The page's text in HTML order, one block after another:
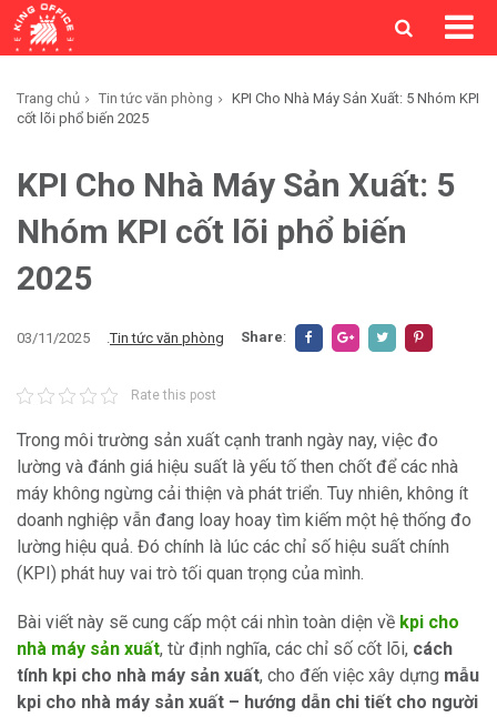
Trang chủ Tin tức văn phòng
KPI Cho Nhà Máy Sản Xuất: 5 Nhóm KPI
cốt lõi phổ biến 2025
KPI Cho Nhà Máy Sản Xuất: 5
Nhóm KPI cốt lõi phổ biến
2025
03/11/2025 .Tin tức văn phòng Share:
Rate this post
Trong môi trường sản xuất cạnh tranh ngày nay, việc đo
lường và đánh giá hiệu suất là yếu tố then chốt để các nhà
máy không ngừng cải thiện và phát triển. Tuy nhiên, không ít
doanh nghiệp vẫn đang loay hoay tìm kiếm một hệ thống đo
lường hiệu quả. Đó chính là lúc các chỉ số hiệu suất chính
(KPI) phát huy vai trò tối quan trọng của mình.
Bài viết này sẽ cung cấp một cái nhìn toàn diện về kpi cho
nhà máy sản xuất, từ định nghĩa, các chỉ số cốt lõi, cách
tính kpi cho nhà máy sản xuất, cho đến việc xây dựng mẫu
kpi cho nhà máy sản xuất – hướng dẫn chi tiết cho người